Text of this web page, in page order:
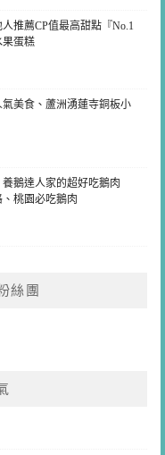
推薦CP值最高甜點『No.1
果蛋糕
美食、蘆洲湧蓮寺銅板小
鵝達人家的超好吃鵝肉
、桃園必吃鵝肉
絲團